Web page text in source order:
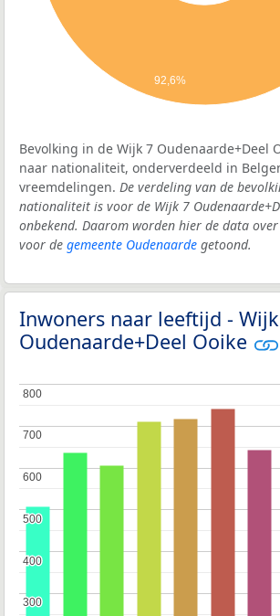
92,6%
Bevolking in de Wijk 7 Oudenaarde+Deel
naar nationaliteit, onderverdeeld in
vreemdelingen. De verdeling van de
nationaliteit is voor de Wijk 7
onbekend. Daarom worden hier de data
voor de gemeente Oudenaarde getoond.
Inwoners naar leeftijd -
Oudenaarde+Deel Ooike
300
300
400
400
500
500
600
600
700
700
800
800